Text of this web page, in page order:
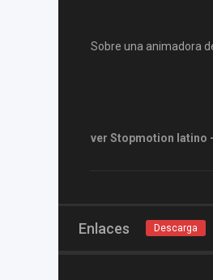
Sobre una animadora
ver Stopmotion latino
Enlaces Descarga